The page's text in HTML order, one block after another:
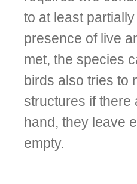
to at least
presence of live
met, the species
birds also tries to
structures if there
hand, they leave
empty.